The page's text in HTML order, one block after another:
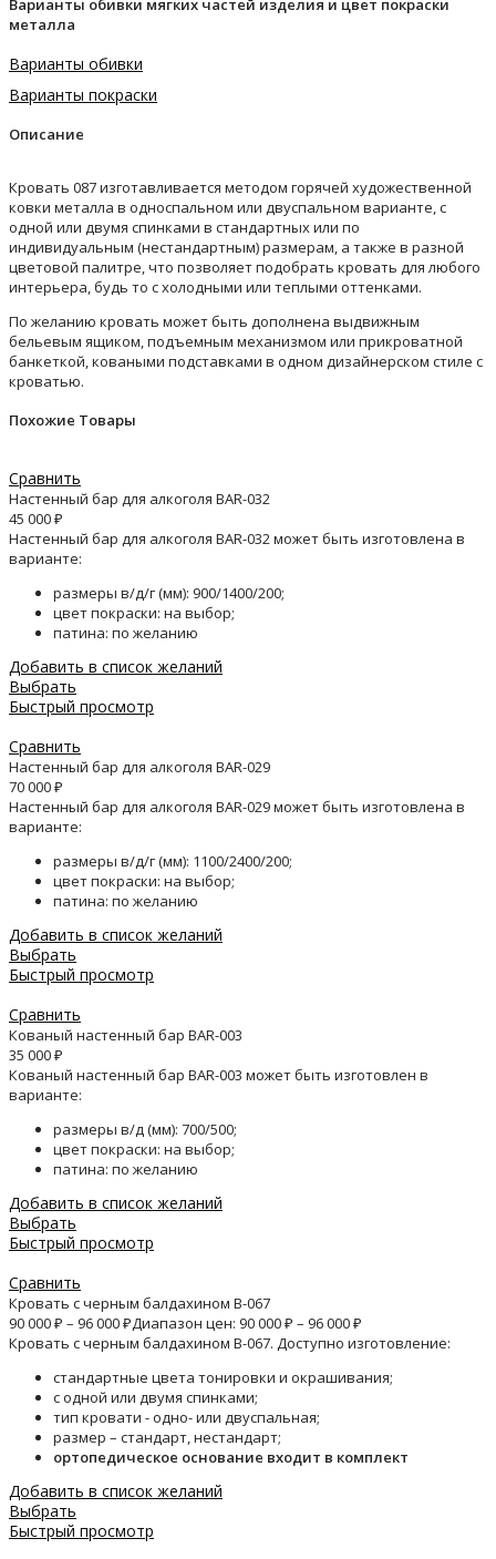
Варианты обивки мягких частей изделия и цвет покраски
металла
Варианты обивки
Варианты покраски
Описание
Кровать 087 изготавливается методом горячей художественной
ковки металла в односпальном или двуспальном варианте, с
одной или двумя спинками в стандартных или по
индивидуальным (нестандартным) размерам, а также в разной
цветовой палитре, что позволяет подобрать кровать для любого
интерьера, будь то с холодными или теплыми оттенками.
По желанию кровать может быть дополнена выдвижным
бельевым ящиком, подъемным механизмом или прикроватной
банкеткой, коваными подставками в одном дизайнерском стиле с
кроватью.
Похожие Товары
Сравнить
Настенный бар для алкоголя BAR-032
45 000₽
Настенный бар для алкоголя BAR-032 может быть изготовлена в
варианте:
размеры в/д/г (мм): 900/1400/200;
цвет покраски: на выбор;
патина: по желанию
Добавить в список желаний
Выбрать
Быстрый просмотр
Сравнить
Настенный бар для алкоголя BAR-029
70 000₽
Настенный бар для алкоголя BAR-029 может быть изготовлена в
варианте:
размеры в/д/г (мм): 1100/2400/200;
цвет покраски: на выбор;
патина: по желанию
Добавить в список желаний
Выбрать
Быстрый просмотр
Сравнить
Кованый настенный бар BAR-003
35 000₽
Кованый настенный бар BAR-003 может быть изготовлен в
варианте:
размеры в/д (мм): 700/500;
цвет покраски: на выбор;
патина: по желанию
Добавить в список желаний
Выбрать
Быстрый просмотр
Сравнить
Кровать с черным балдахином B-067
90 000₽ – 96 000₽Диапазон цен: 90 000 ₽ – 96 000 ₽
Кровать с черным балдахином B-067. Доступно изготовление:
стандартные цвета тонировки и окрашивания;
с одной или двумя спинками;
тип кровати - одно- или двуспальная;
размер – стандарт, нестандарт;
ортопедическое основание входит в комплект
Добавить в список желаний
Выбрать
Быстрый просмотр